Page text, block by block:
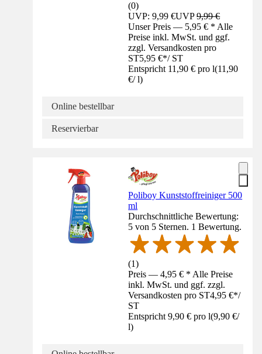
(0)
UVP: 9,99 €UVP9,99 €
Unser Preis — 5,95 € * Alle
Preise inkl. MwSt. und ggf.
zzgl. Versandkosten pro
ST5,95 €*/ ST
Entspricht 11,90 € pro l(11,90
€/ l)
Online bestellbar
Reservierbar
Poliboy Kunststoffreiniger 500
ml
Durchschnittliche Bewertung:
5 von 5 Sternen. 1 Bewertung.
(1)
Preis — 4,95 € * Alle Preise
inkl. MwSt. und ggf. zzgl.
Versandkosten pro ST4,95 €*/
ST
Entspricht 9,90 € pro l(9,90 €/
l)